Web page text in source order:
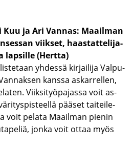
ja Ari Van­nas: Maa­il­man
viik­set, haas­tat­te­li­ja­
lap­sil­le (Hert­ta)
yh­des­sä kir­jai­li­ja Val­pu­
kans­sa as­kar­rel­len,
Viik­si­työ­pa­jas­sa voit as­
pää­set tai­tei­le­
voit pe­la­ta Maa­il­man pie­nin
jonka voit ottaa myös